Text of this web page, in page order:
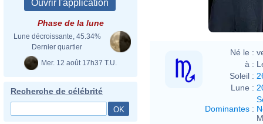
Phase de la lune
Lune décroissante, 45.34%
Dernier quartier
Mer. 12 août 17h37 T.U.
Recherche de célébrité
Né le :
à :
Soleil :
Lune :
Dominantes :